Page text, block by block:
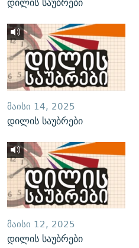
ᲛᲐᲘᲡᲘ 14, 2025
დილის საუბრები
ᲛᲐᲘᲡᲘ 12, 2025
დილის საუბრები